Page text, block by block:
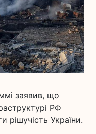
заявив, що
РФ
рішучість України.